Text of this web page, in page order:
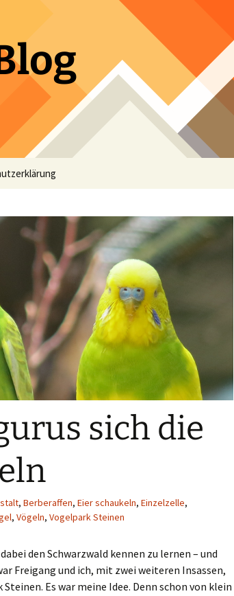
sich die
, Berberaffen, Eier schaukeln, Einzelzelle,
, Vögeln, Vogelpark Steinen
den Schwarzwald kennen zu lernen – und
Freigang und ich, mit zwei weiteren Insassen,
Es war meine Idee. Denn schon von klein